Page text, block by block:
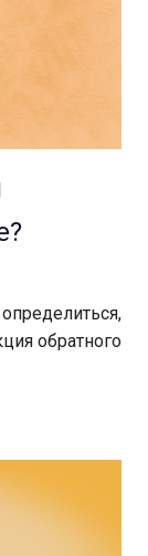
обратного